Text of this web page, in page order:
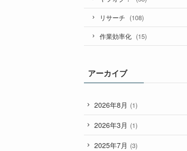
リサーチ (108)
作業効率化 (15)
アーカイブ
2026年8月 (1)
2026年3月 (1)
2025年7月 (3)